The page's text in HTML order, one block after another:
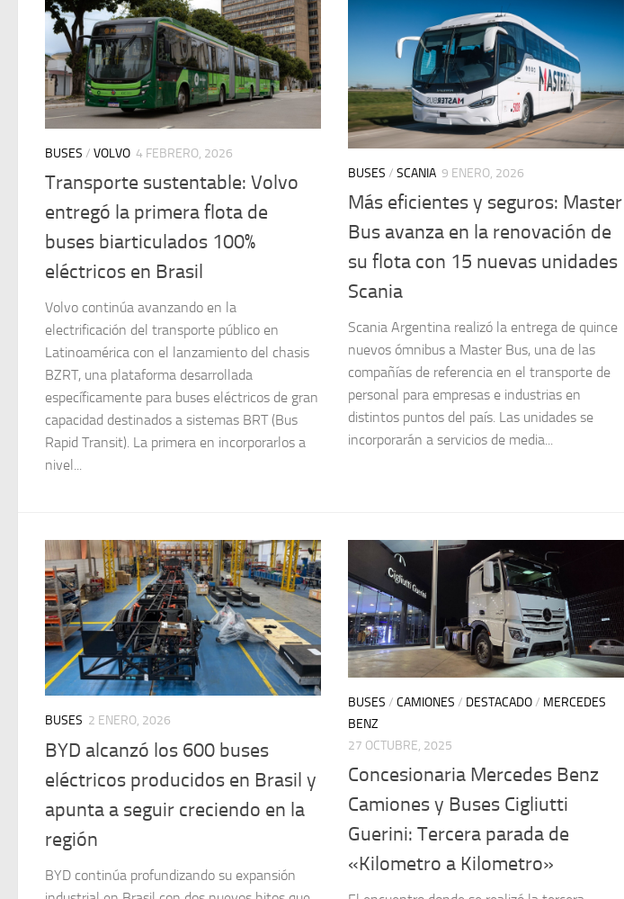
BUSES / VOLVO 4 FEBRERO, 2026
Transporte sustentable: Volvo
entregó la primera flota de
buses biarticulados 100%
eléctricos en Brasil
Volvo continúa avanzando en la
electrificación del transporte público en
Latinoamérica con el lanzamiento del chasis
BZRT, una plataforma desarrollada
específicamente para buses eléctricos de gran
capacidad destinados a sistemas BRT (Bus
Rapid Transit). La primera en incorporarlos a
nivel...
BUSES / SCANIA 9 ENERO, 2026
Más eficientes y seguros: Master
Bus avanza en la renovación de
su flota con 15 nuevas unidades
Scania
Scania Argentina realizó la entrega de quince
nuevos ómnibus a Master Bus, una de las
compañías de referencia en el transporte de
personal para empresas e industrias en
distintos puntos del país. Las unidades se
incorporarán a servicios de media...
BUSES 2 ENERO, 2026
BYD alcanzó los 600 buses
eléctricos producidos en Brasil y
apunta a seguir creciendo en la
región
BYD continúa profundizando su expansión
BUSES / CAMIONES / DESTACADO/ MERCEDES
BENZ
27 OCTUBRE, 2025
Concesionaria Mercedes Benz
Camiones y Buses Cigliutti
Guerini: Tercera parada de
«Kilometro a Kilometro»